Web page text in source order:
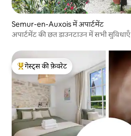
Semur-en-Auxois में अपार्टमेंट
अपार्टमेंट की छत डाउनटाउन में सभी सुविधाएँ
गेस्ट्स का टॉप फ़ेवरेट
गेस्ट्स की फ़ेवरेट